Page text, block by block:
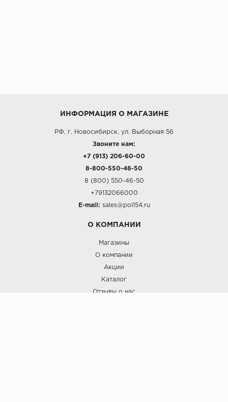
ИНФОРМАЦИЯ О МАГАЗИНЕ
РФ, г. Новосибирск, ул. Выборная 56
Звоните нам:
+7 (913) 206-60-00
8-800-550-46-50
8 (800) 550-46-50
+79132066000
E-mail: sales@pol154.ru
О КОМПАНИИ
Магазины
О компании
Акции
Каталог
Отзывы о нас